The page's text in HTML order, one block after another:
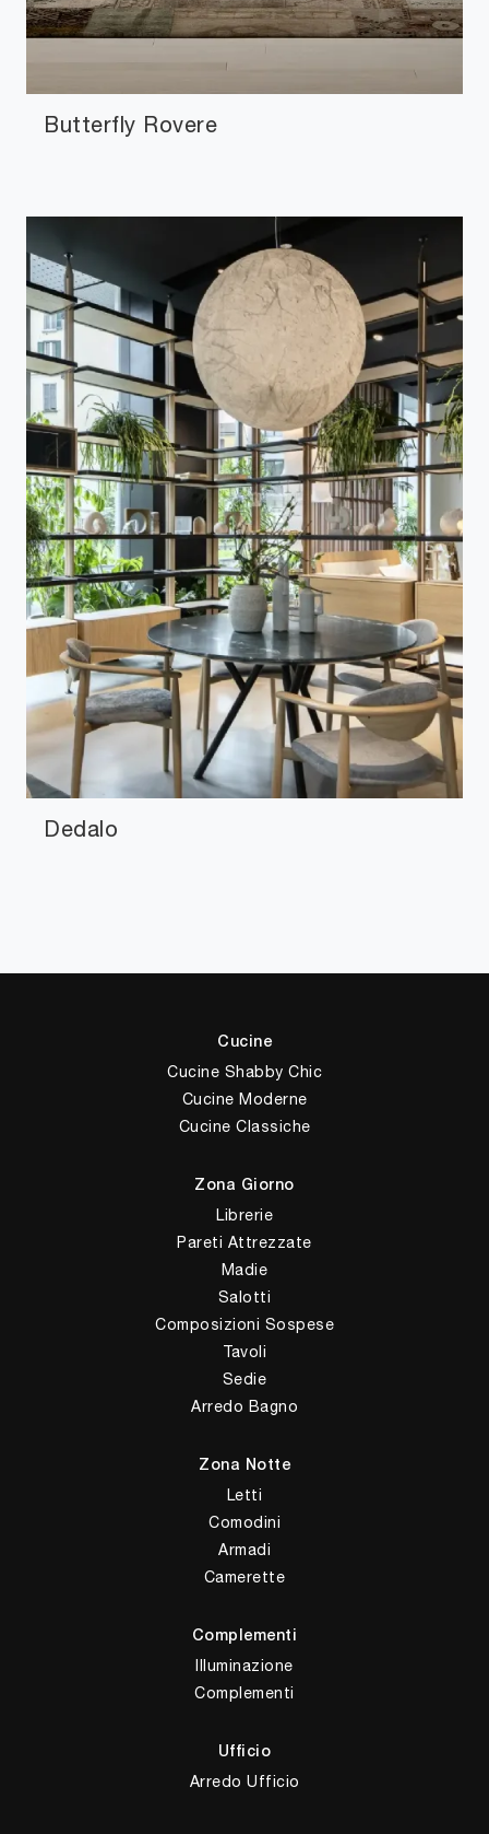
Butterfly Rovere
Dedalo
Cucine
Cucine Shabby Chic
Cucine Moderne
Cucine Classiche
Zona Giorno
Librerie
Pareti Attrezzate
Madie
Salotti
Composizioni Sospese
Tavoli
Sedie
Arredo Bagno
Zona Notte
Letti
Comodini
Armadi
Camerette
Complementi
Illuminazione
Complementi
Ufficio
Arredo Ufficio